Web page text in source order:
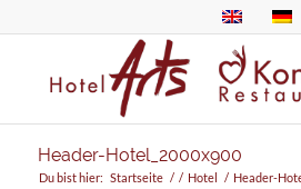
Header-Hotel_2000x900
Du bist hier: Startseite / / Hotel / Header-